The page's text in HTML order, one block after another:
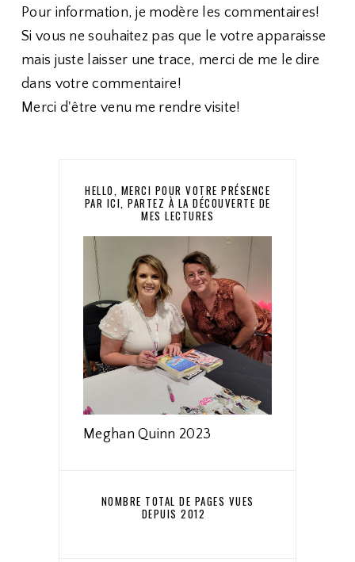
Pour information, je modère les commentaires!
Si vous ne souhaitez pas que le votre apparaisse
mais juste laisser une trace, merci de me le dire
dans votre commentaire!
Merci d'être venu me rendre visite!
HELLO, MERCI POUR VOTRE PRÉSENCE
PAR ICI, PARTEZ À LA DÉCOUVERTE DE
MES LECTURES
Meghan Quinn 2023
NOMBRE TOTAL DE PAGES VUES
DEPUIS 2012